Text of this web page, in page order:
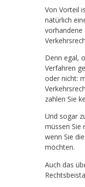
Von Vorteil
natürlich
vorhandene
Denn egal,
Verfahren
oder nicht:
zahlen Sie
Und sogar
müssen Sie
wenn Sie
möchten.
Auch das